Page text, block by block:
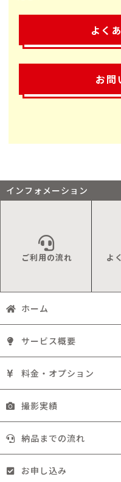
よく
お問
インフォメーション
ご利用の流れ よ
ホーム
サービス概要
料金・オプション
撮影実績
納品までの流れ
お申し込み